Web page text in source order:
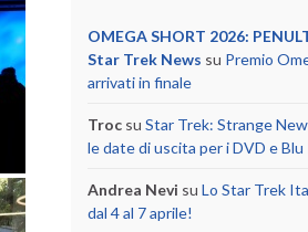
OMEGA SHORT 2026:
Star Trek News su Premio
arrivati in finale
Troc su Star Trek: Strange
le date di uscita per i DVD e Blu
Andrea Nevi su Lo Star Trek
dal 4 al 7 aprile!